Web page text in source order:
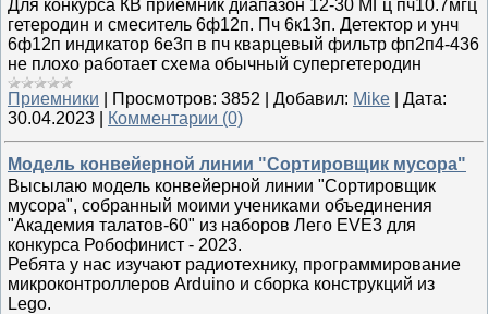
Для конкурса КВ приёмник диапазон 12-30 МГц пч10.7мгц
гетеродин и смеситель 6ф12п. Пч 6к13п. Детектор и унч
6ф12п индикатор 6е3п в пч кварцевый фильтр фп2п4-436
не плохо работает схема обычный супергетеродин
Приемники
Просмотров: 3852 Добавил: Mike
Дата:
30.04.2023
Комментарии (0)
Модель конвейерной линии "Сортировщик мусора"
Высылаю модель конвейерной линии "Сортировщик
мусора", собранный моими учениками объединения
"Академия талатов-60" из наборов Лего EVE3 для
конкурса Робофинист - 2023.
Ребята у нас изучают радиотехнику, программирование
микроконтроллеров Arduino и сборка конструкций из
Lego.